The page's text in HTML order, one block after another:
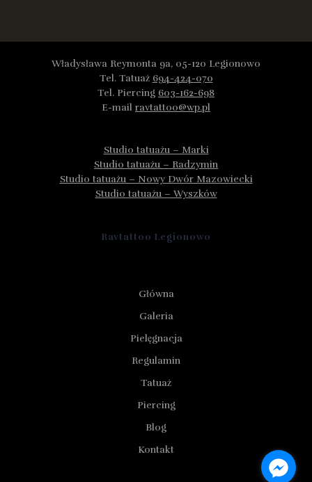
Władysława Reymonta 9a, 05-120 Legionowo
Tel. Tatuaż 694-424-070
Tel. Piercing 603-162-698
E-mail ravtattoo@wp.pl
Studio tatuażu – Marki
Studio tatuażu – Radzymin
Studio tatuażu – Nowy Dwór Mazowiecki
Studio tatuażu – Wyszków
Ravtattoo Legionowo
Główna
Galeria
Pielęgnacja
Regulamin
Tatuaż
Piercing
Blog
Kontakt